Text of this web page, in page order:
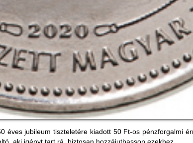
jubileum tiszteletére kiadott 50 Ft-os pénzforgalmi
aki igényt tart rá, biztosan hozzájuthasson ezekhez.